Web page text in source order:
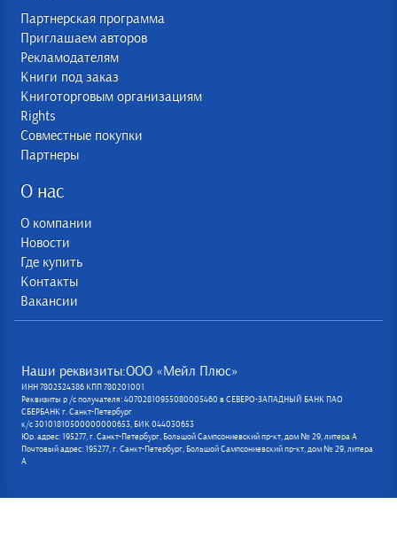
Партнерская программа
Приглашаем авторов
Рекламодателям
Книги под заказ
Книготорговым организациям
Rights
Совместные покупки
Партнеры
О нас
О компании
Новости
Где купить
Контакты
Вакансии
Наши реквизиты:ООО «Мейл Плюс»
ИНН 7802524386 КПП 780201001
Реквизиты р /с получателя: 40702810955080005460 в СЕВЕРО-ЗАПАДНЫЙ БАНК ПАО
СБЕРБАНК г. Санкт-Петербург
к/с 30101810500000000653, БИК 044030653
Юр. адрес: 195277, г. Санкт-Петербург, Большой Сампсониевский пр-кт, дом № 29, литера А
Почтовый адрес: 195277, г. Санкт-Петербург, Большой Сампсониевский пр-кт, дом № 29, литера
А